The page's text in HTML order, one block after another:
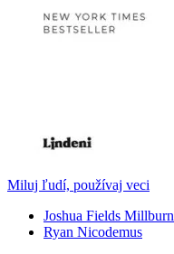
Miluj ľudí, používaj veci
Joshua Fields Millburn
Ryan Nicodemus